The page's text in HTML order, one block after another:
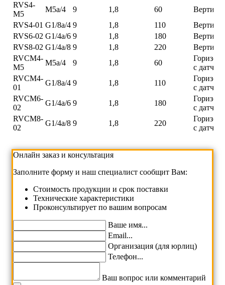
RVS4-
M5
M5a/4 9 1,8 60
RVS4-01 G1/8a/4 9 1,8 110
RVS6-02 G1/4a/6 9 1,8 180
RVS8-02 G1/4a/8 9 1,8 220
RVCM4-
M5
M5a/4 9 1,8 60
с
RVCM4-
01
G1/8a/4 9 1,8 110
с
RVCM6-
02
G1/4a/6 9 1,8 180
с
RVCM8-
02
G1/4a/8 9 1,8 220
с
Онлайн заказ и консультация
Заполните форму и наш специалист сообщит Вам:
Cтоимость продукции и срок поставки
Технические характеристики
Проконсультирует по вашим вопросам
Ваше имя...
Email...
Организация (для юрлиц)
Телефон...
Ваш вопрос или комментарий